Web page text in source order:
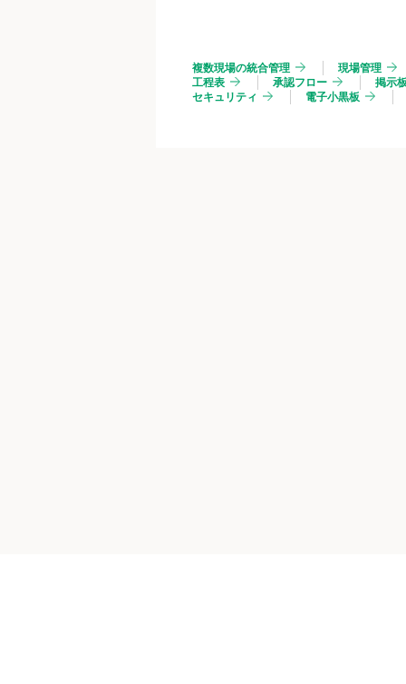
複数現場の統合管理
現場管理
工程表
承認フロー
掲示
セキュリティ
電子小黒板